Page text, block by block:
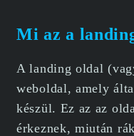
Mi az a
A landing oldal
weboldal, amely
készül. Ez az az
érkeznek, miután